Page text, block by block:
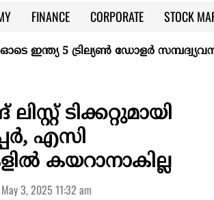
FINANCE CORPORATE
STOCK
@70
ഇന്ത്യ 5 ട്രില്യണ്‍ ഡോളര്‍
ലിസ്റ്റ് ടിക്കറ്റുമായി
എസി
കയറാനാകില്ല
May 3, 2025 11:32 am